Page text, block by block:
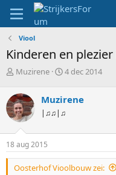
Viool
Kinderen en
T
p
i
c
s
t
a
r
t
Muzirene
S
r
t
a
u
m
4 dec 2014
Muzirene
|♫♫|♫
18 aug 2015
Oosterhof Vioolbouw zei: